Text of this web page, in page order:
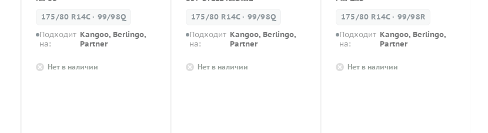
175/80 R14C · 99/98Q
Подходит
на:
Kangoo, Berlingo,
Partner
Нет в наличии
175/80 R14C · 99/98Q
Подходит
на:
Kangoo, Berlingo,
Partner
Нет в наличии
175/80 R14C · 99/98R
Подходит
на:
Kangoo, Berlingo,
Partner
Нет в наличии